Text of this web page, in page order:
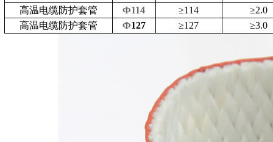
高温电缆防护套管
Ф114 ≥114 ≥2.0
高温电缆防护套管
Ф127 ≥127 ≥3.0